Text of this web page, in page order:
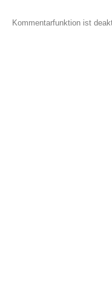
Kommentarfunktion ist